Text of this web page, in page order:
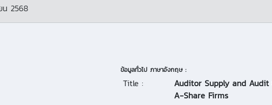
2568
ข้อมูลทั่วไป ภาษาอังกฤษ :
Title :
Auditor Supply and Audit
A-Share Firms